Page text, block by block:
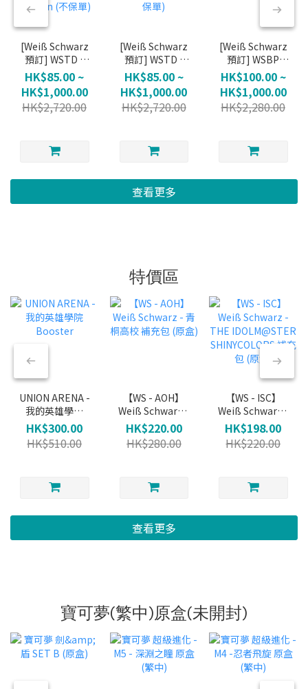
[Weiß Schwarz
預訂] WSTD -
GIRLS und
PANZER Oarai
Joshi Gakuen
(不保單)
HK$85.00 ~
HK$1,000.00
HK$2,720.00
[Weiß Schwarz
預訂] WSTD -
GIRLS und
PANZER Mugen
Kidohai (不保單)
HK$85.00 ~
HK$1,000.00
HK$2,720.00
[Weiß Schwarz
預訂] WSBP
WSBP - GIRLS
und PANZER (不
保單)
HK$100.00 ~
HK$1,000.00
HK$2,280.00
查看更多
特價區
UNION ARENA -
我的英雄學院
Booster
HK$300.00
HK$510.00
【WS - AOH】
Weiß Schwarz -
青桐高校 補充包
(原盒)
HK$220.00
HK$280.00
【WS - ISC】
Weiß Schwarz -
THE
IDOLM@STER
SHINYCOLORS
HK$198.00
HK$220.00
查看更多
寶可夢(繁中)原盒(未開封)